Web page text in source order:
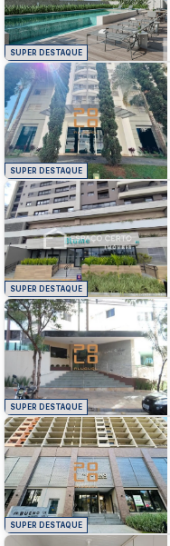
SUPER DESTAQUE
SUPER DESTAQUE
SUPER DESTAQUE
SUPER DESTAQUE
SUPER DESTAQUE